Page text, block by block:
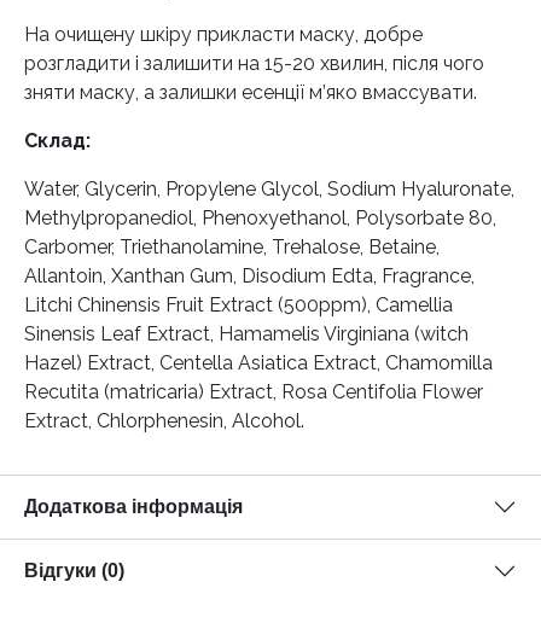
На очищену шкіру прикласти маску, добре
розгладити і залишити на 15-20 хвилин, після чого
зняти маску, а залишки есенції м’яко вмассувати.
Склад:
Water, Glycerin, Propylene Glycol, Sodium Hyaluronate,
Methylpropanediol, Phenoxyethanol, Polysorbate 80,
Carbomer, Triethanolamine, Trehalose, Betaine,
Allantoin, Xanthan Gum, Disodium Edta, Fragrance,
Litchi Chinensis Fruit Extract (500ppm), Camellia
Sinensis Leaf Extract, Hamamelis Virginiana (witch
Hazel) Extract, Centella Asiatica Extract, Chamomilla
Recutita (matricaria) Extract, Rosa Centifolia Flower
Extract, Chlorphenesin, Alcohol.
Додаткова інформація
Відгуки (0)